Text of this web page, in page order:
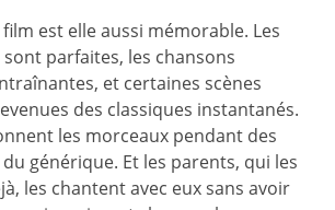
est elle aussi mémorable. Les
parfaites, les chansons
et certaines scènes
des classiques instantanés.
les morceaux pendant des
générique. Et les parents, qui les
les chantent avec eux sans avoir